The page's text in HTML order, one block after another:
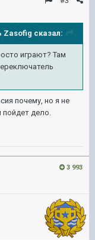
Zasofig сказал:
играют? Там
почему, но я не
пойдет дело.
3 993